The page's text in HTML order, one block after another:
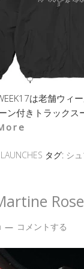
は老舗ウィ
ン付きトラック
LAUNCHES タグ: シ
コメントする